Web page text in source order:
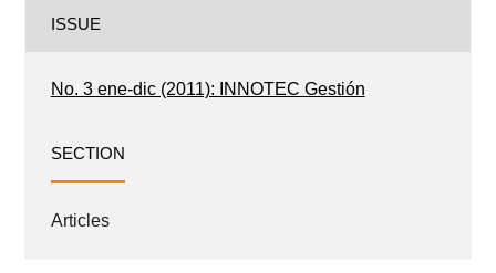
ISSUE
No. 3 ene-dic (2011): INNOTEC Gestión
SECTION
Articles